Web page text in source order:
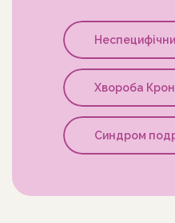
Хвороба
Синдром